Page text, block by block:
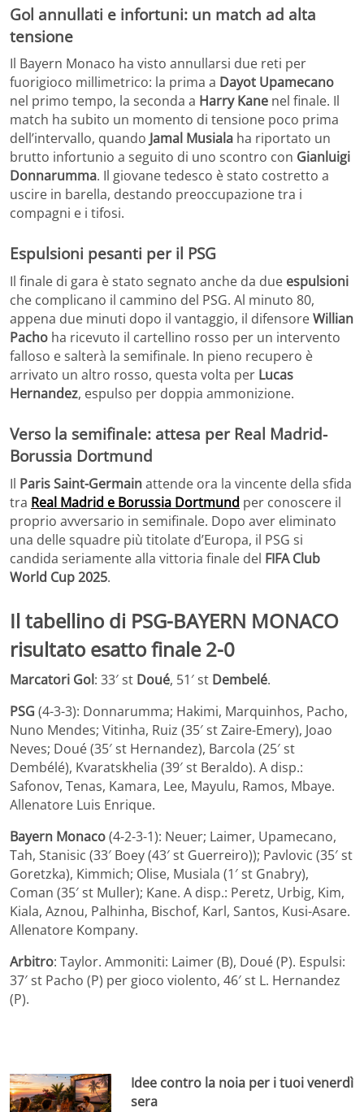
Gol annullati e infortuni: un match ad alta
tensione
Il Bayern Monaco ha visto annullarsi due reti per
fuorigioco millimetrico: la prima a Dayot Upamecano
nel primo tempo, la seconda a Harry Kane nel finale. Il
match ha subito un momento di tensione poco prima
dell’intervallo, quando Jamal Musiala ha riportato un
brutto infortunio a seguito di uno scontro con Gianluigi
Donnarumma. Il giovane tedesco è stato costretto a
uscire in barella, destando preoccupazione tra i
compagni e i tifosi.
Espulsioni pesanti per il PSG
Il finale di gara è stato segnato anche da due espulsioni
che complicano il cammino del PSG. Al minuto 80,
appena due minuti dopo il vantaggio, il difensoreWillian
Pacho ha ricevuto il cartellino rosso per un intervento
falloso e salterà la semifinale. In pieno recupero è
arrivato un altro rosso, questa volta per Lucas
Hernandez, espulso per doppia ammonizione.
Verso la semifinale: attesa per Real Madrid-
Borussia Dortmund
Il Paris Saint-Germainattende ora la vincente della sfida
tra Real Madrid e Borussia Dortmund per conoscere il
proprio avversario in semifinale. Dopo aver eliminato
una delle squadre più titolate d’Europa, il PSG si
candida seriamente alla vittoria finale del FIFA Club
World Cup 2025.
Il tabellino di PSG-BAYERN MONACO
risultato esatto finale 2-0
Marcatori Gol: 33′ st Doué, 51′ st Dembelé.
PSG (4-3-3): Donnarumma; Hakimi, Marquinhos, Pacho,
Nuno Mendes; Vitinha, Ruiz (35′ st Zaire-Emery), Joao
Neves; Doué (35′ st Hernandez), Barcola (25′ st
Dembélé), Kvaratskhelia (39′ st Beraldo). A disp.:
Safonov, Tenas, Kamara, Lee, Mayulu, Ramos, Mbaye.
Allenatore Luis Enrique.
Bayern Monaco(4-2-3-1): Neuer; Laimer, Upamecano,
Tah, Stanisic (33′ Boey (43′ st Guerreiro)); Pavlovic (35′ st
Goretzka), Kimmich; Olise, Musiala (1′ st Gnabry),
Coman (35′ st Muller); Kane. A disp.: Peretz, Urbig, Kim,
Kiala, Aznou, Palhinha, Bischof, Karl, Santos, Kusi-Asare.
Allenatore Kompany.
Arbitro: Taylor. Ammoniti: Laimer (B), Doué (P). Espulsi:
37′ st Pacho (P) per gioco violento, 46′ st L. Hernandez
(P).
Idee contro la noia per i tuoi venerdì
sera